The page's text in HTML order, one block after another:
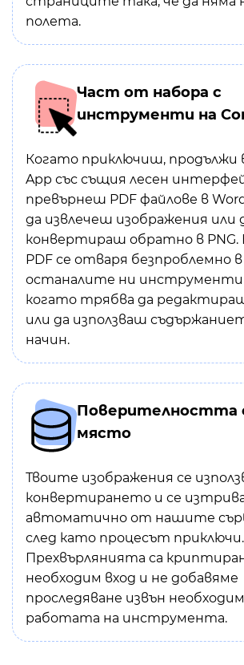
полета.
Част от набора с
инструменти на
Когато приключиш, продължи
App със същия лесен
превърнеш PDF файлове в
да извлечеш изображения или
конвертираш обратно в
PDF се отваря безпроблемно в
останалите ни инструменти
когато трябва да
или да използваш
начин.
Поверителността
място
Твоите изображения се
конвертирането и се
автоматично от нашите
след като процесът приключи.
Прехвърлянията са
необходим вход и не добавяме
проследяване извън
работата на инструмента.